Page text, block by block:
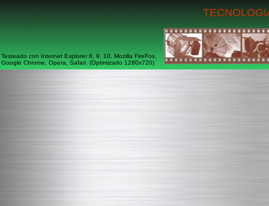
Testeado con Internet Explorer 8, 9, 10, Mozilla FireFox,
Google Chrome, Opera, Safari. (Optimizado 1280x720)